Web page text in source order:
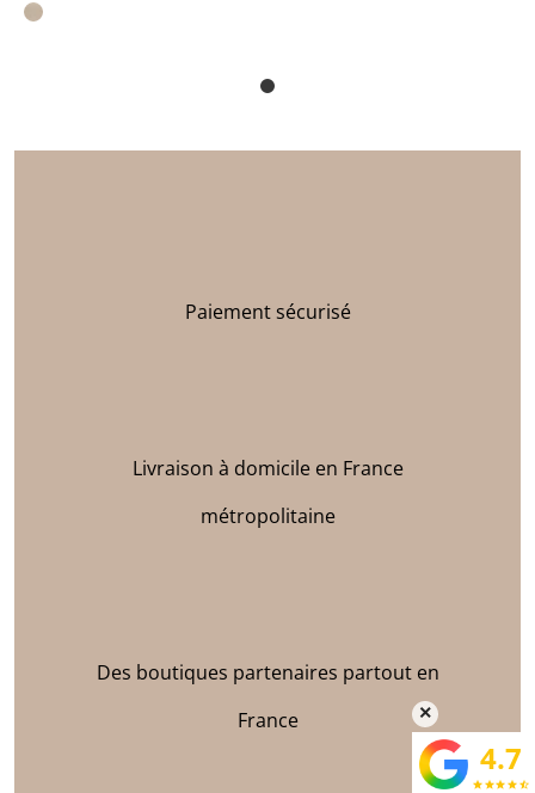
Paiement sécurisé
Livraison à domicile en France
métropolitaine
Des boutiques partenaires partout en
France
×
4.7
star starstar star star_half